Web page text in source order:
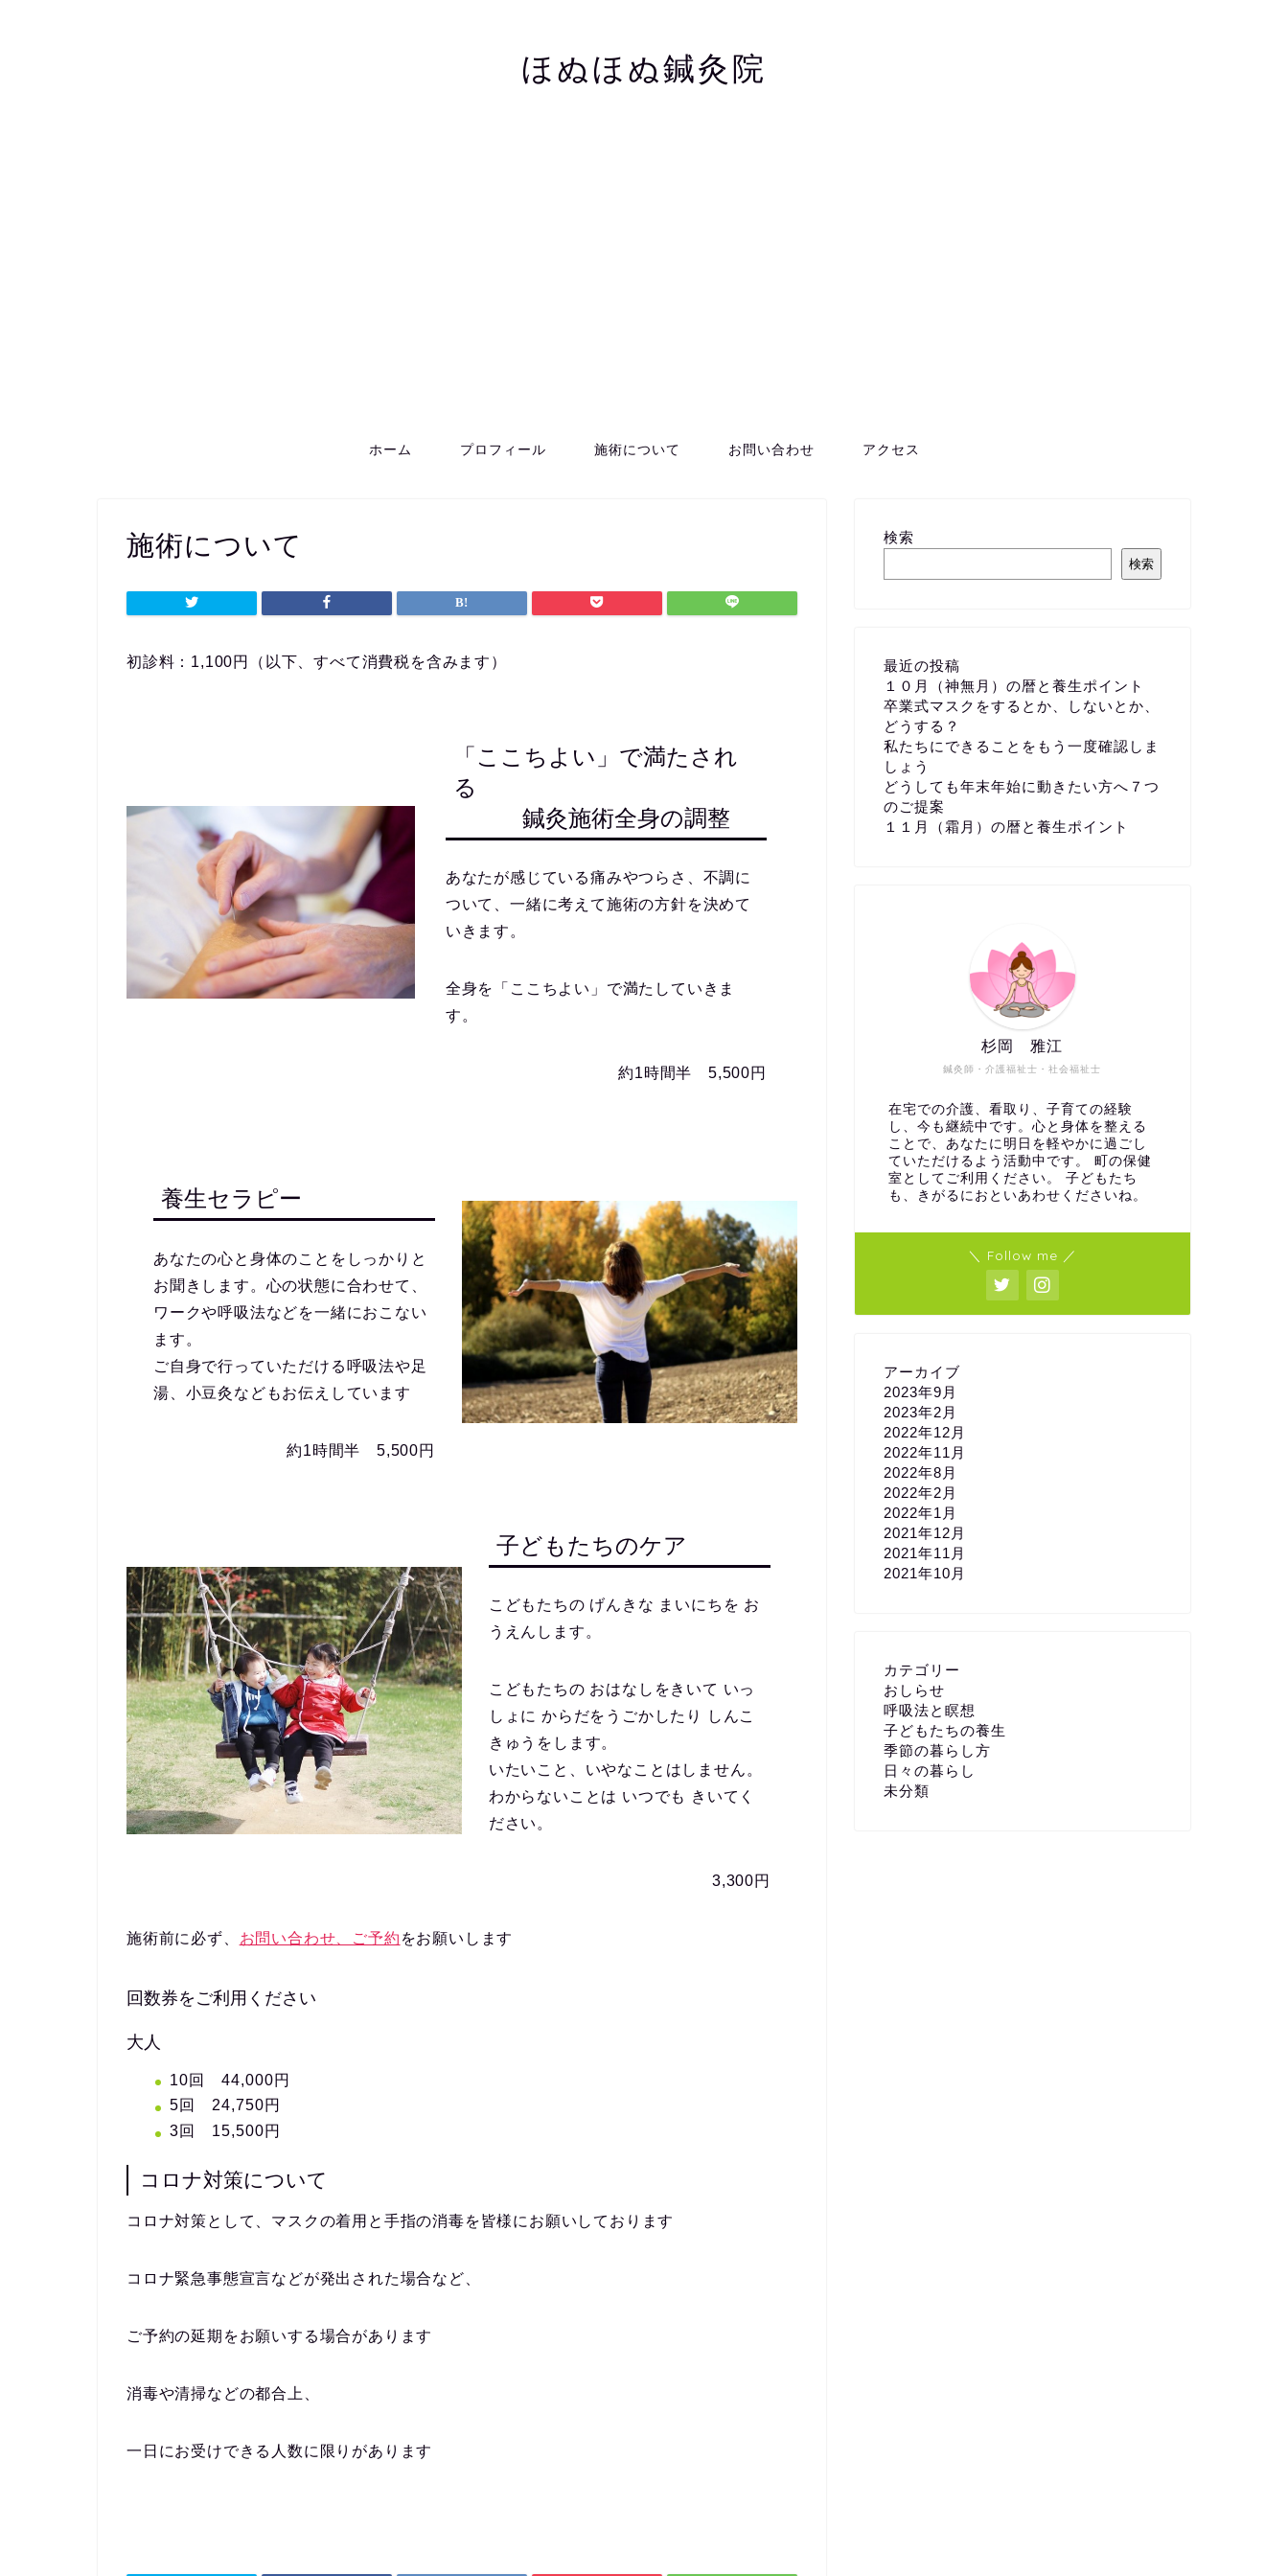
ほぬほぬ鍼灸院
ホーム プロフィール 施術について お問い合わせ アクセス
施術について
初診料：1,100円（以下、すべて消費税を含みます）
「ここちよい」で満たされ
る
鍼灸施術全身の調整
あなたが感じている痛みやつらさ、不調に
ついて、一緒に考えて施術の方針を決めて
いきます。
全身を「ここちよい」で満たしていきま
す。
約1時間半 5,500円
養生セラピー
あなたの心と身体のことをしっかりと
お聞きします。心の状態に合わせて、
ワークや呼吸法などを一緒におこない
ます。
ご自身で行っていただける呼吸法や足
湯、小豆灸などもお伝えしています
約1時間半 5,500円
子どもたちのケア
こどもたちの げんきな まいにちを お
うえんします。
こどもたちの おはなしをきいて いっ
しょに からだをうごかしたり しんこ
きゅうをします。
いたいこと、いやなことはしません。
わからないことは いつでも きいてく
ださい。
3,300円
施術前に必ず、 お問い合わせ、ご予約 をお願いします
回数券をご利用ください
大人
10回 44,000円
5回 24,750円
3回 15,500円
コロナ対策について
コロナ対策として、マスクの着用と手指の消毒を皆様にお願いしております
コロナ緊急事態宣言などが発出された場合など、
ご予約の延期をお願いする場合があります
消毒や清掃などの都合上、
一日にお受けできる人数に限りがあります
検索
検索
最近の投稿
１０月（神無月）の暦と養生ポイント
卒業式マスクをするとか、しないとか、
どうする？
私たちにできることをもう一度確認しま
しょう
どうしても年末年始に動きたい方へ７つ
のご提案
１１月（霜月）の暦と養生ポイント
鍼灸師・介護福祉士・社会福祉士
杉岡 雅江
在宅での介護、看取り、子育ての経験
し、今も継続中です。心と身体を整える
ことで、あなたに明日を軽やかに過ごし
ていただけるよう活動中です。 町の保健
室としてご利用ください。 子どもたち
も、きがるにおといあわせくださいね。
＼ Follow me ／
アーカイブ
2023年9月
2023年2月
2022年12月
2022年11月
2022年8月
2022年2月
2022年1月
2021年12月
2021年11月
2021年10月
カテゴリー
おしらせ
呼吸法と瞑想
子どもたちの養生
季節の暮らし方
日々の暮らし
未分類